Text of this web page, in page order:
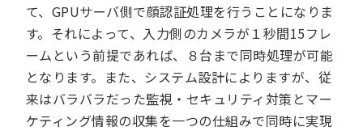
て、GPUサーバ側で顔認証処理を行うことになりま
す。それによって、入力側のカメラが１秒間15フレ
ームという前提であれば、８台まで同時処理が可能
となります。また、システム設計によりますが、従
来はバラバラだった監視・セキュリティ対策とマー
ケティング情報の収集を一つの仕組みで同時に実現